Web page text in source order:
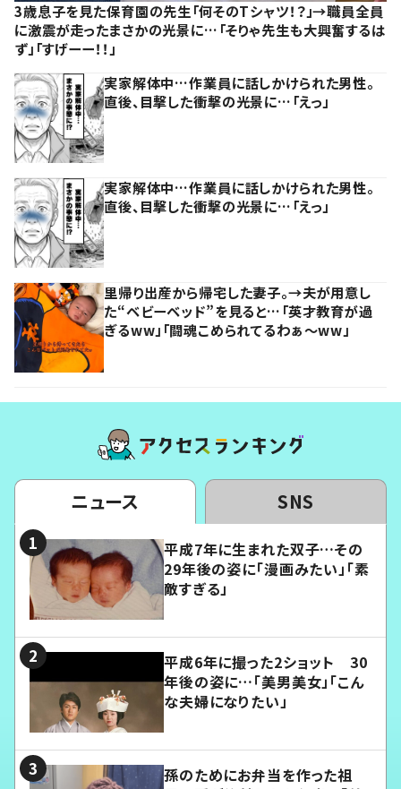
3歳息子を見た保育園の先生「何そのTシャツ！？」→職員全員
に激震が走ったまさかの光景に…「そりゃ先生も大興奮するは
ず」「すげーー！！」
実家解体中…作業員に話しかけられた男性。
直後、目撃した衝撃の光景に…「えっ」
実家解体中…作業員に話しかけられた男性。
直後、目撃した衝撃の光景に…「えっ」
里帰り出産から帰宅した妻子。→夫が用意し
た“ベビーベッド”を見ると…「英才教育が過
ぎるww」「闘魂こめられてるわぁ～ww」
ニュース SNS
平成7年に生まれた双子…その
29年後の姿に「漫画みたい」「素
敵すぎる」
平成6年に撮った2ショット 30
年後の姿に…「美男美女」「こん
な夫婦になりたい」
孫のためにお弁当を作った祖